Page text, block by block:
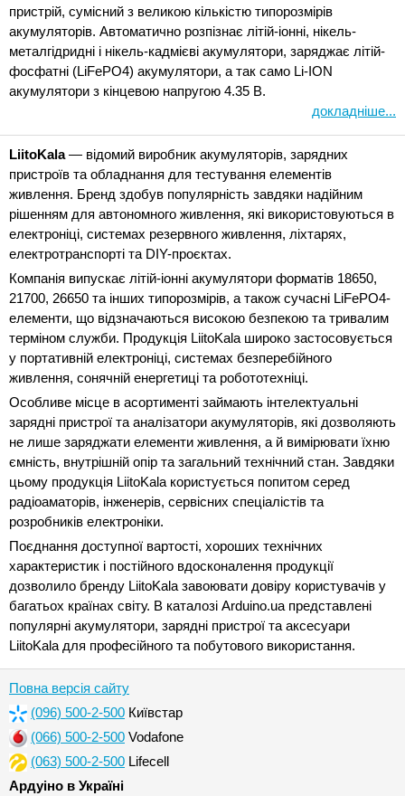
пристрій, сумісний з великою кількістю типорозмірів
акумуляторів. Автоматично розпізнає літій-іонні, нікель-
металгідридні і нікель-кадмієві акумулятори, заряджає літій-
фосфатні (LiFePO4) акумулятори, а так само Li-ION
акумулятори з кінцевою напругою 4.35 В.
докладніше...
LiitoKala— відомий виробник акумуляторів, зарядних
пристроїв та обладнання для тестування елементів
живлення. Бренд здобув популярність завдяки надійним
рішенням для автономного живлення, які використовуються в
електроніці, системах резервного живлення, ліхтарях,
електротранспорті та DIY-проєктах.
Компанія випускає літій-іонні акумулятори форматів 18650,
21700, 26650 та інших типорозмірів, а також сучасні LiFePO4-
елементи, що відзначаються високою безпекою та тривалим
терміном служби. Продукція LiitoKala широко застосовується
у портативній електроніці, системах безперебійного
живлення, сонячній енергетиці та робототехніці.
Особливе місце в асортименті займають інтелектуальні
зарядні пристрої та аналізатори акумуляторів, які дозволяють
не лише заряджати елементи живлення, а й вимірювати їхню
ємність, внутрішній опір та загальний технічний стан. Завдяки
цьому продукція LiitoKala користується попитом серед
радіоаматорів, інженерів, сервісних спеціалістів та
розробників електроніки.
Поєднання доступної вартості, хороших технічних
характеристик і постійного вдосконалення продукції
дозволило бренду LiitoKala завоювати довіру користувачів у
багатьох країнах світу. В каталозі Arduino.ua представлені
популярні акумулятори, зарядні пристрої та аксесуари
LiitoKala для професійного та побутового використання.
Повна версія сайту
(096) 500-2-500 Київстар
(066) 500-2-500 Vodafone
(063) 500-2-500 Lifecell
Ардуіно в Україні